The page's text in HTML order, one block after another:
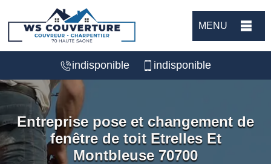
MENU
indisponible indisponible
Entreprise pose et changement de
fenêtre de toit Etrelles Et
Montbleuse 70700